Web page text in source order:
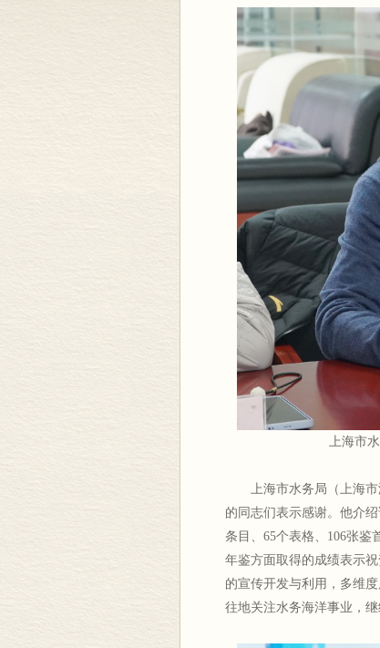
上海市
上海市水务局（上海
的同志们表示感谢。他介
条目、65个表格、106张鉴
年鉴方面取得的成绩表示
的宣传开发与利用，多维
往地关注水务海洋事业，